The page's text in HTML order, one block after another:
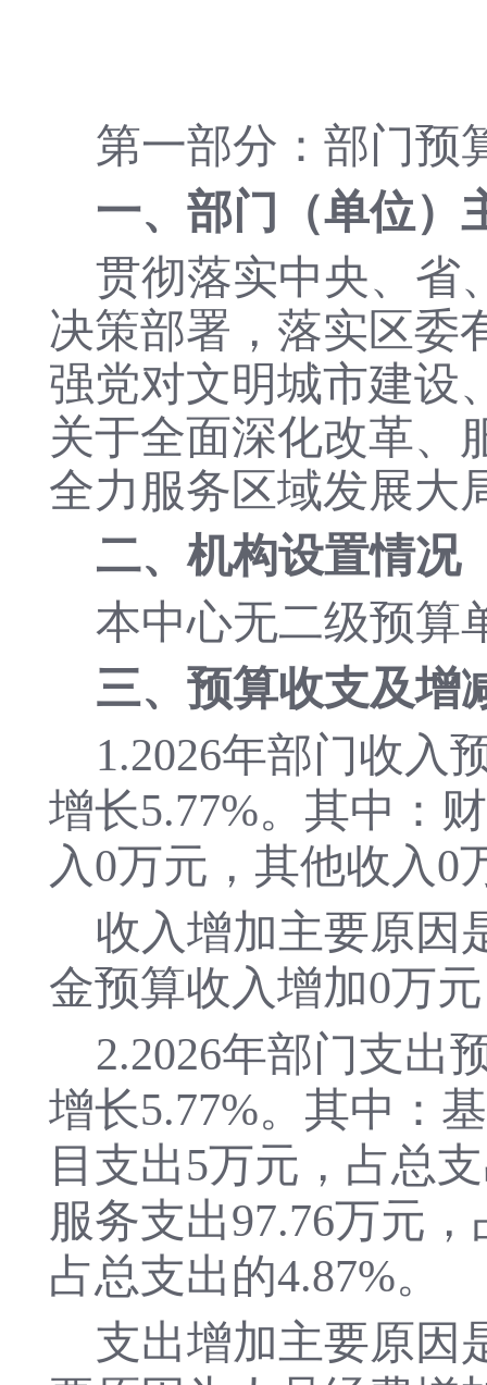
第一部分：部门预
一、 部门（单位）
贯彻落实中央、省
决策部署，落实区委
强党对文明城市建设
关于全面深化改革、
全力服务区域发展大
二、机构设置情况
本中心无二级预算
三、预算收支及增
1.2026年部门收入
增长5.77%。其中 ：
入0万元，其他收入0
收入增加主要原因
金预算收入增加0万
2.2026年部门支出
增长5.77%。其中 ：
目支出5万元，占总
服务支出97.76万元，
占总支出的4.87%。
支出增加主要原因